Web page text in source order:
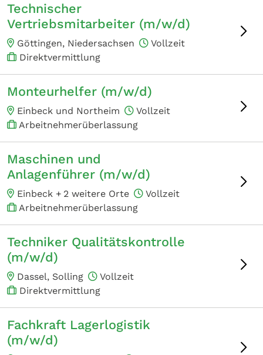
Technischer
Vertriebsmitarbeiter (m/w/d)
Göttingen, Niedersachsen
Vollzeit
Direktvermittlung
Monteurhelfer (m/w/d)
Einbeck und Northeim
Vollzeit
Arbeitnehmerüberlassung
Maschinen und
Anlagenführer (m/w/d)
Einbeck + 2 weitere Orte
Vollzeit
Arbeitnehmerüberlassung
Techniker Qualitätskontrolle
(m/w/d)
Dassel, Solling
Vollzeit
Direktvermittlung
Fachkraft Lagerlogistik
(m/w/d)